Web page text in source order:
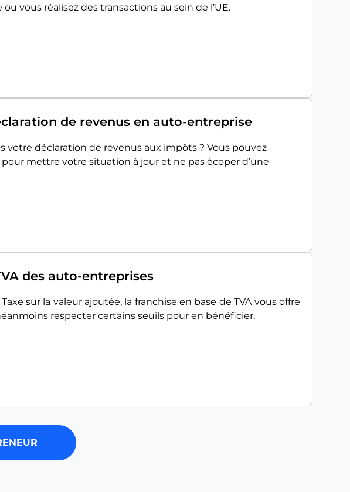
vous réalisez des transactions au sein de l’UE.
de revenus en auto-entreprise
votre déclaration de revenus aux impôts ? Vous pouvez
mettre votre situation à jour et ne pas écoper d’une
des auto-entreprises
sur la valeur ajoutée, la franchise en base de TVA vous offre
respecter certains seuils pour en bénéficier.